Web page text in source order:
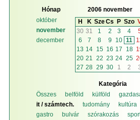
Hónap
október
november
december
2006 november
H
K SzeCs P Szo
30 31 1 2 3 4
6
7 8 9 10 11
13 14 15 16 17 18
20 21 22 23 24 25
27 28 29 30 1 2
Kategória
Összes
belföld külföld
it / számtech.
tudomány kultúra
gastro
bulvár szórakozás